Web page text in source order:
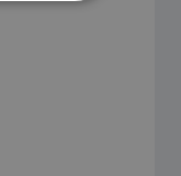
FINNISH